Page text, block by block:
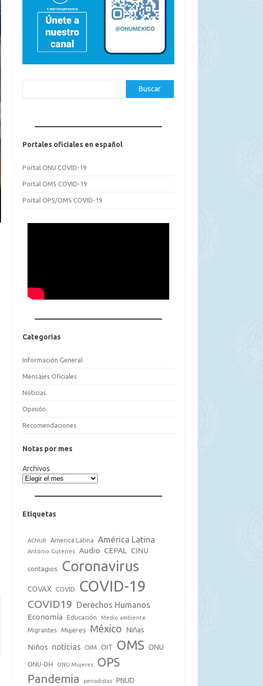
Buscar
Portales oficiales en español
Portal ONU COVID-19
Portal OMS COVID-19
Portal OPS/OMS COVID-19
Categorias
Información General
Mensajes Oficiales
Noticias
Opinión
Recomendaciones
Notas por mes
Archivos
Etiquetas
ACNUR America Latina América Latina
António Guterres Audio CEPAL CINU
contagios Coronavirus
COVAX COVID COVID-19
COVID19 Derechos Humanos
Economía Educación Medio ambiente
Migrantes Mujeres México Niñas
Niños noticias OIM OIT OMS ONU
ONU-DH ONU Mujeres OPS
Pandemia periodistas PNUD